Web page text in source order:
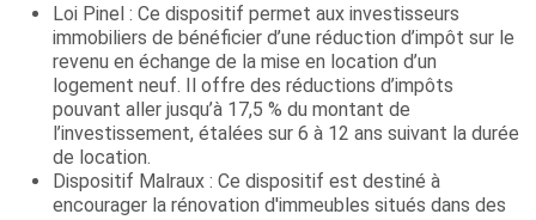
Loi Pinel : Ce dispositif permet aux investisseurs
immobiliers de bénéficier d’une réduction d’impôt sur le
revenu en échange de la mise en location d’un
logement neuf. Il offre des réductions d’impôts
pouvant aller jusqu’à 17,5 % du montant de
l’investissement, étalées sur 6 à 12 ans suivant la durée
de location.
Dispositif Malraux : Ce dispositif est destiné à
encourager la rénovation d'immeubles situés dans des